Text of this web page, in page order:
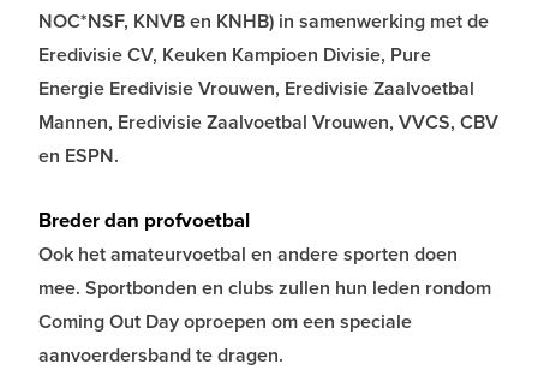
NOC*NSF, KNVB en KNHB) in samenwerking met de
Eredivisie CV, Keuken Kampioen Divisie, Pure
Energie Eredivisie Vrouwen, Eredivisie Zaalvoetbal
Mannen, Eredivisie Zaalvoetbal Vrouwen, VVCS, CBV
en ESPN.
Breder dan profvoetbal
Ook het amateurvoetbal en andere sporten doen
mee. Sportbonden en clubs zullen hun leden rondom
Coming Out Day oproepen om een speciale
aanvoerdersband te dragen.